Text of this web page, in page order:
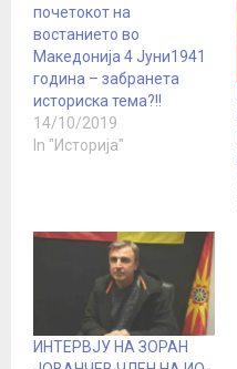
почетокот на
востанието во
Македонија 4 Јуни1941
година – забранета
историска тема?!!
14/10/2019
In "Историја"
ИНТЕРВЈУ НА ЗОРАН